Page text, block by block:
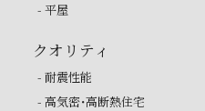
- 平屋
クオリティ
- 耐震性能
- 高気密・高断熱住宅